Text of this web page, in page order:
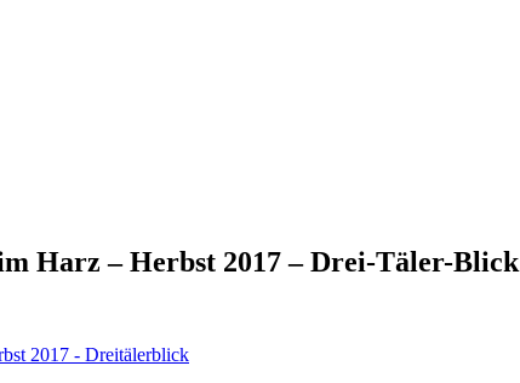
Harz – Herbst 2017 – Drei-Täler-Blick